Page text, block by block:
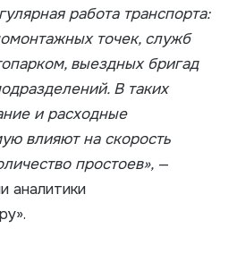
работа транспорта:
точек, служб
выездных бригад
В таких
и расходные
влияют на скорость
простоев», —
аналитики